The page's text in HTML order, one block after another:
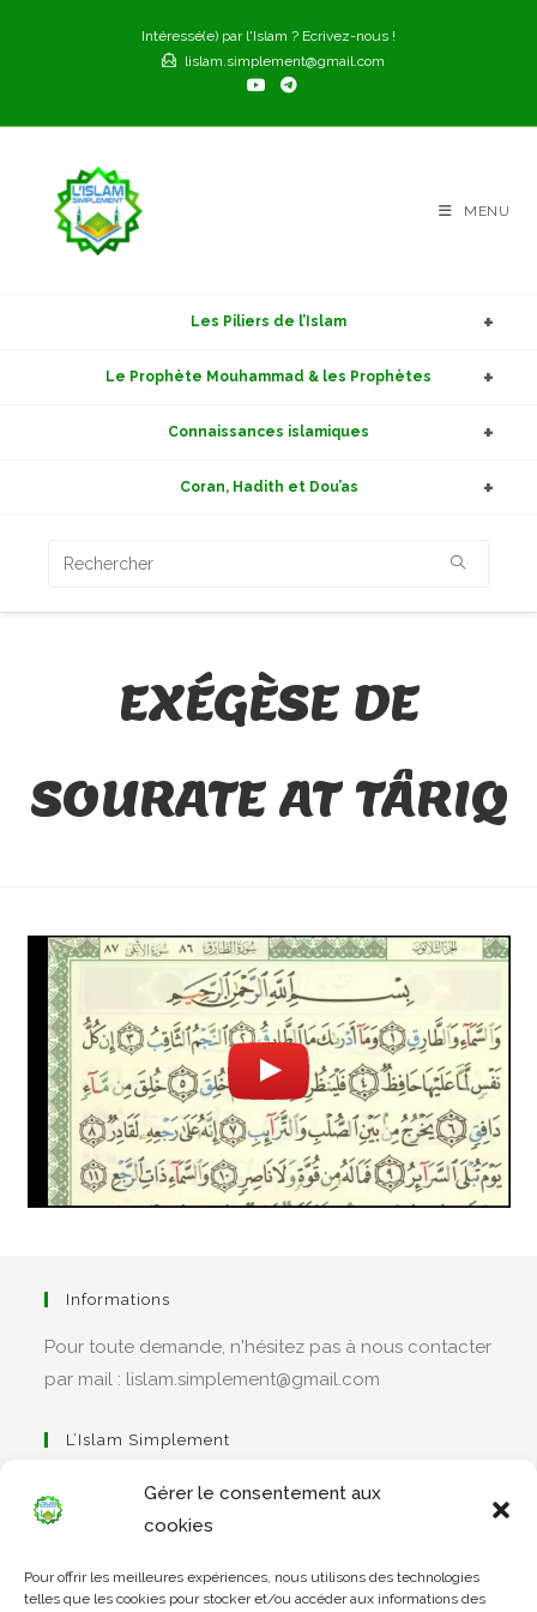
Gérer le consentement aux
cookies
Pour offrir les meilleures expériences, nous utilisons des technologies
telles que les cookies pour stocker et/ou accéder aux informations des
Intéressé(e) par l'Islam ? Ecrivez-nous !
lislam.simplement@gmail.com
MENU
Les Piliers de l’Islam
Le Prophète Mouhammad & les Prophètes
Connaissances islamiques
Coran, Hadith et Dou’as
EXÉGÈSE DE
SOURATE AT TÂRIQ
Informations
Pour toute demande, n'hésitez pas à nous contacter
par mail : lislam.simplement@gmail.com
L’Islam Simplement
dansApprendre Le Coran Simplement